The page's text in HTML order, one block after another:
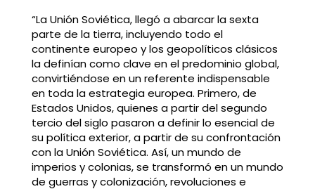
“La Unión Soviética, llegó a abarcar la sexta
parte de la tierra, incluyendo todo el
continente europeo y los geopolíticos clásicos
la definían como clave en el predominio global,
convirtiéndose en un referente indispensable
en toda la estrategia europea. Primero, de
Estados Unidos, quienes a partir del segundo
tercio del siglo pasaron a definir lo esencial de
su política exterior, a partir de su confrontación
con la Unión Soviética. Así, un mundo de
imperios y colonias, se transformó en un mundo
de guerras y colonización, revoluciones e